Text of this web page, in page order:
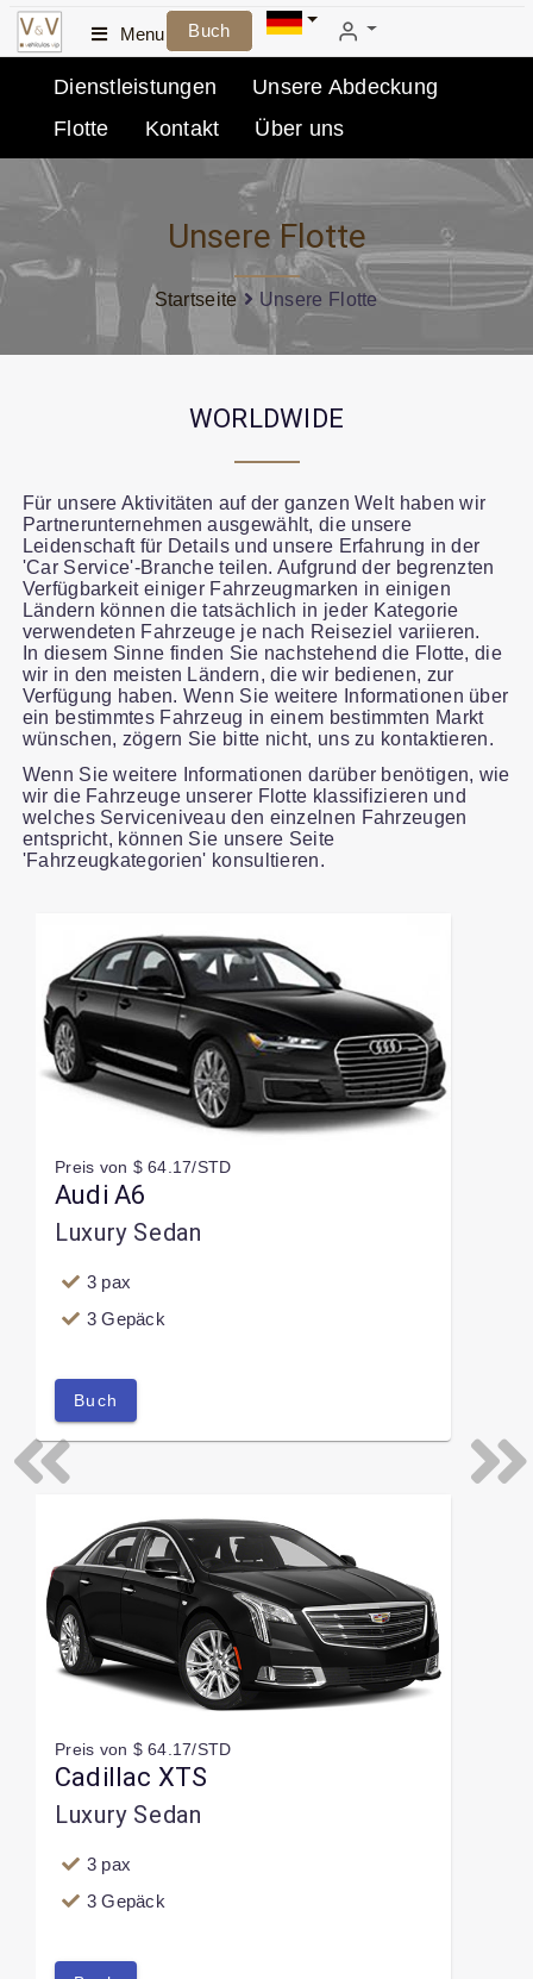
Menu Buch
Dienstleistungen
Unsere Abdeckung
Flotte
Kontakt Über uns
Unsere Flotte
Startseite Unsere Flotte
WORLDWIDE
Für unsere Aktivitäten auf der ganzen Welt haben wir
Partnerunternehmen ausgewählt, die unsere
Leidenschaft für Details und unsere Erfahrung in der
'Car Service'-Branche teilen. Aufgrund der begrenzten
Verfügbarkeit einiger Fahrzeugmarken in einigen
Ländern können die tatsächlich in jeder Kategorie
verwendeten Fahrzeuge je nach Reiseziel variieren.
In diesem Sinne finden Sie nachstehend die Flotte, die
wir in den meisten Ländern, die wir bedienen, zur
Verfügung haben. Wenn Sie weitere Informationen über
ein bestimmtes Fahrzeug in einem bestimmten Markt
wünschen, zögern Sie bitte nicht, uns zu kontaktieren.
Wenn Sie weitere Informationen darüber benötigen, wie
wir die Fahrzeuge unserer Flotte klassifizieren und
welches Serviceniveau den einzelnen Fahrzeugen
entspricht, können Sie unsere Seite
'Fahrzeugkategorien' konsultieren.
Preis von $ 64.17/STD
Audi A6
Luxury Sedan
3 pax
3 Gepäck
Buch
Preis von $ 64.17/STD
Cadillac XTS
Luxury Sedan
3 pax
3 Gepäck
Previous Next